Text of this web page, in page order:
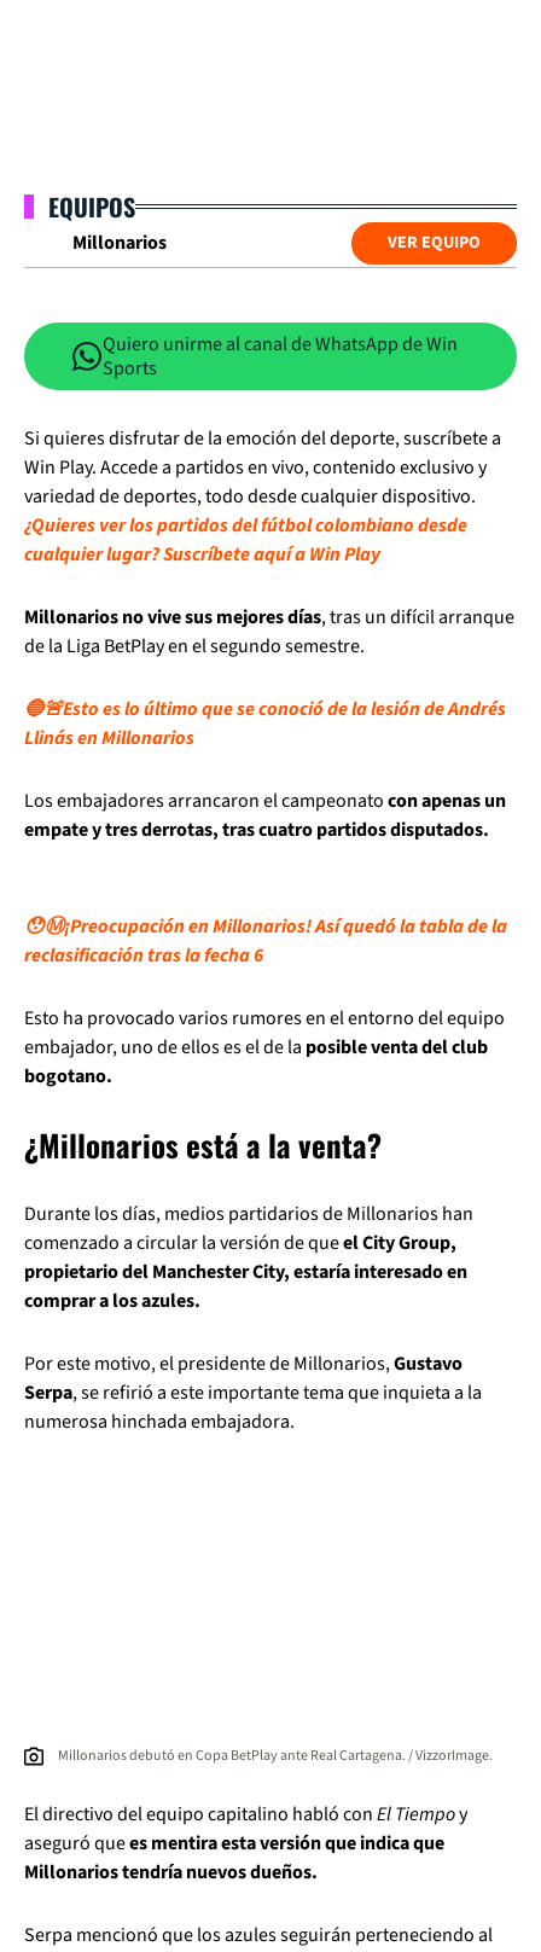
EQUIPOS
Millonarios VER EQUIPO
Quiero unirme al canal de WhatsApp de Win
Sports
Si quieres disfrutar de la emoción del deporte, suscríbete a
Win Play. Accede a partidos en vivo, contenido exclusivo y
variedad de deportes, todo desde cualquier dispositivo.
¿Quieres ver los partidos del fútbol colombiano desde
cualquier lugar? Suscríbete aquí a Win Play
Millonarios no vive sus mejores días, tras un difícil arranque
de la Liga BetPlay en el segundo semestre.
🔵🚨Esto es lo último que se conoció de la lesión de Andrés
Llinás en Millonarios
Los embajadores arrancaron el campeonatocon apenas un
empate y tres derrotas, tras cuatro partidos disputados.
😯Ⓜ️¡Preocupación en Millonarios! Así quedó la tabla de la
reclasificación tras la fecha 6
Esto ha provocado varios rumores en el entorno del equipo
embajador, uno de ellos es el de la posible venta del club
bogotano.
¿Millonarios está a la venta?
Durante los días, medios partidarios de Millonarios han
comenzado a circular la versión de queel City Group,
propietario del Manchester City, estaría interesado en
comprar a los azules.
Por este motivo, el presidente de Millonarios,Gustavo
Serpa, se refirió a este importante tema que inquieta a la
numerosa hinchada embajadora.
Millonarios debutó en Copa BetPlay ante Real Cartagena. / VizzorImage.
El directivo del equipo capitalino habló conEl Tiempoy
aseguró quees mentira esta versión que indica que
Millonarios tendría nuevos dueños.
Serpa mencionó que los azules seguirán perteneciendo al